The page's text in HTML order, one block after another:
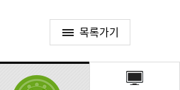
목록가기